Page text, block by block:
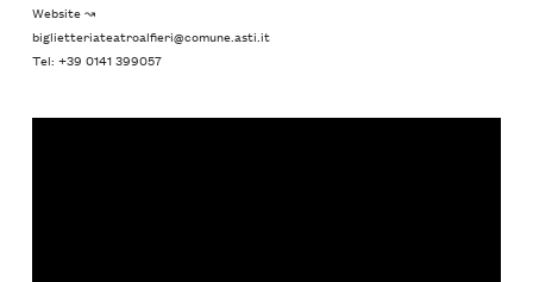
Website ↝
biglietteriateatroalfieri@comune.asti.it
Tel: +39 0141 399057